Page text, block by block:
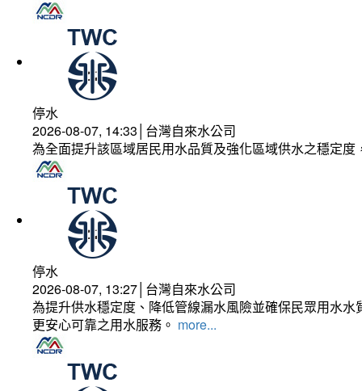
停水
2026-08-07, 14:33│台灣自來水公司
為全面提升該區域居民用水品質及強化區域供水之穩定
停水
2026-08-07, 13:27│台灣自來水公司
為提升供水穩定度、降低管線漏水風險並確保民眾用水
更安心可靠之用水服務。 more...